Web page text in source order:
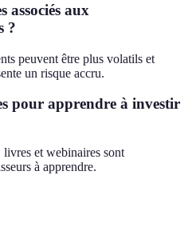
associés aux
?
peuvent être plus volatils et
un risque accru.
pour apprendre à investir
et webinaires sont
à apprendre.